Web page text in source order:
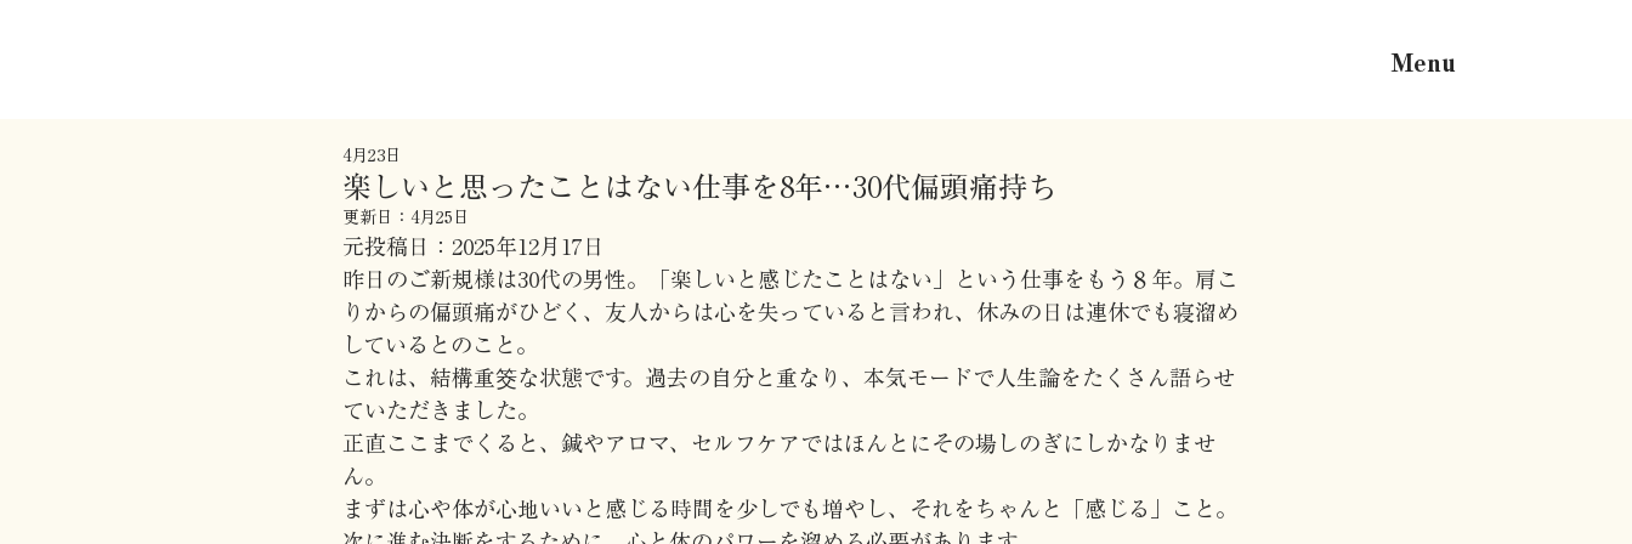
Menu
楽しいと思ったことはない仕事を8年…30代偏頭痛持ち
4月23日
更新日： 4月25日
元投稿日：2025年12月17日
昨日のご新規様は30代の男性。「楽しいと感じたことはない」という仕事をもう８年。肩こ
りからの偏頭痛がひどく、友人からは心を失っていると言われ、休みの日は連休でも寝溜め
しているとのこと。
これは、結構重筊な状態です。過去の自分と重なり、本気モードで人生論をたくさん語らせ
ていただきました。
正直ここまでくると、鍼やアロマ、セルフケアではほんとにその場しのぎにしかなりませ
ん。
まずは心や体が心地いいと感じる時間を少しでも増やし、それをちゃんと「感じる」こと。